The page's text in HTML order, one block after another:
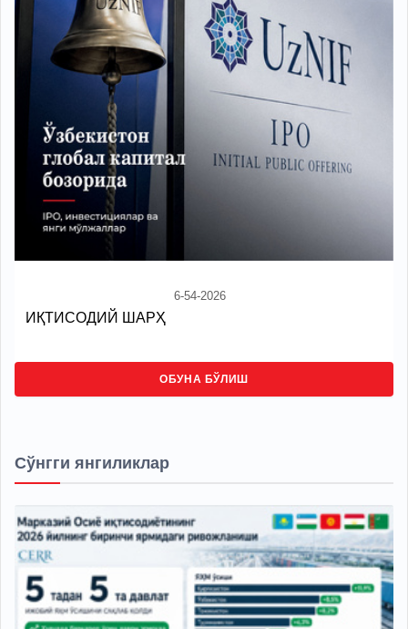
6-54-2026
ИҚТИСОДИЙ ШАРҲ
ОБУНА БЎЛИШ
Сўнгги янгиликлар